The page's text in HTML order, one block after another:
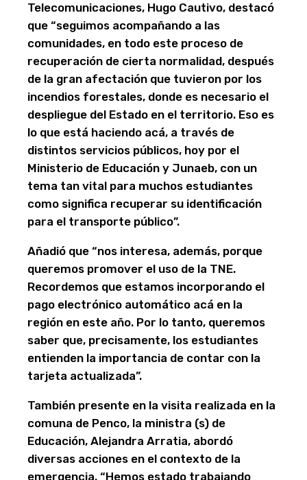
Telecomunicaciones, Hugo Cautivo, destacó
que “seguimos acompañando a las
comunidades, en todo este proceso de
recuperación de cierta normalidad, después
de la gran afectación que tuvieron por los
incendios forestales, donde es necesario el
despliegue del Estado en el territorio. Eso es
lo que está haciendo acá, a través de
distintos servicios públicos, hoy por el
Ministerio de Educación y Junaeb, con un
tema tan vital para muchos estudiantes
como significa recuperar su identificación
para el transporte público”.
Añadió que “nos interesa, además, porque
queremos promover el uso de la TNE.
Recordemos que estamos incorporando el
pago electrónico automático acá en la
región en este año. Por lo tanto, queremos
saber que, precisamente, los estudiantes
entienden la importancia de contar con la
tarjeta actualizada”.
También presente en la visita realizada en la
comuna de Penco, la ministra (s) de
Educación, Alejandra Arratia, abordó
diversas acciones en el contexto de la
emergencia. “Hemos estado trabajando